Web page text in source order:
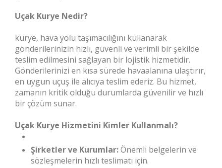
Uçak Kurye Nedir?
kurye, hava yolu taşımacılığını kullanarak
gönderilerinizin hızlı, güvenli ve verimli bir şekilde
teslim edilmesini sağlayan bir lojistik hizmetidir.
Gönderilerinizi en kısa sürede havaalanına ulaştırır,
en uygun uçuş ile alıcıya teslim ederiz. Bu hizmet,
zamanın kritik olduğu durumlarda güvenilir ve hızlı
bir çözüm sunar.
Uçak Kurye Hizmetini Kimler Kullanmalı?
Şirketler ve Kurumlar:Önemli belgelerin ve
sözleşmelerin hızlı teslimatı için.